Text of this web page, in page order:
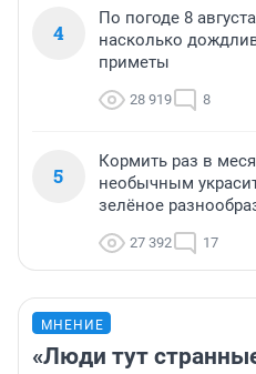
4
По погоде 8
насколько
приметы
28 919 8
5
Кормить раз в
необычным
зелёное
27 392 17
МНЕНИЕ
«Люди тут